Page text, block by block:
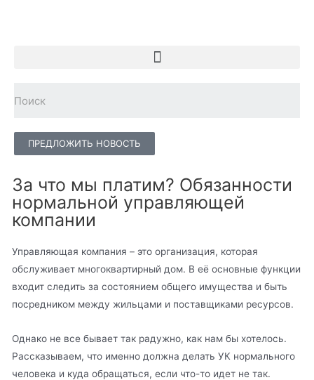
ПРЕДЛОЖИТЬ НОВОСТЬ
За что мы платим? Обязанности
нормальной управляющей
компании
Управляющая компания – это организация, которая
обслуживает многоквартирный дом. В её основные функции
входит следить за состоянием общего имущества и быть
посредником между жильцами и поставщиками ресурсов.
Однако не все бывает так радужно, как нам бы хотелось.
Рассказываем, что именно должна делать УК нормального
человека и куда обращаться, если что-то идет не так.